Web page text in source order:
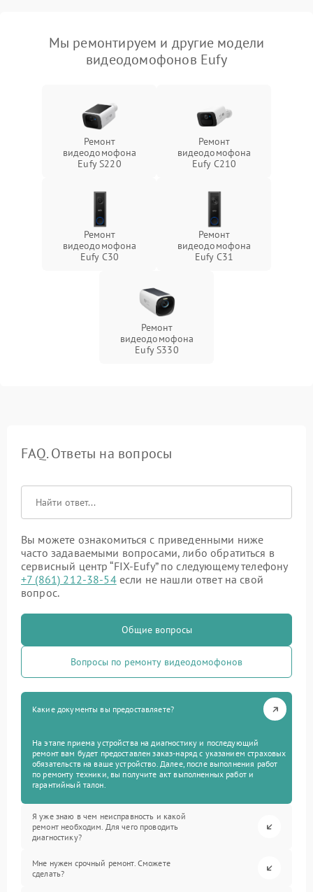
Мы ремонтируем и другие модели
видеодомофонов Eufy
Ремонт
видеодомофона
Eufy S220
Ремонт
видеодомофона
Eufy C210
Ремонт
видеодомофона
Eufy C30
Ремонт
видеодомофона
Eufy C31
Ремонт
видеодомофона
Eufy S330
FAQ. Ответы на вопросы
Вы можете ознакомиться с приведенными ниже
часто задаваемыми вопросами, либо обратиться в
сервисный центр “FIX-Eufy” по следующему телефону
+7 (861) 212-38-54если не нашли ответ на свой
вопрос.
Общие вопросы
Вопросы по ремонту видеодомофонов
Какие документы вы предоставляете?
На этапе приема устройства на диагностику и последующий
ремонт вам будет предоставлен заказ-наряд с указанием страховых
обязательств на ваше устройство. Далее, после выполнения работ
по ремонту техники, вы получите акт выполненных работ и
гарантийный талон.
Я уже знаю в чем неисправность и какой
ремонт необходим. Для чего проводить
диагностику?
Мне нужен срочный ремонт. Сможете
сделать?